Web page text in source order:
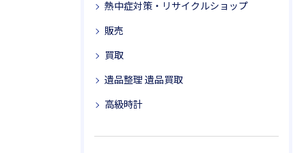
熱中症対策・リサイクルショップ
販売
買取
遺品整理 遺品買取
高級時計